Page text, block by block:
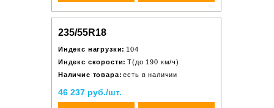
235/55R18
Индекс нагрузки: 104
Индекс скорости: T(до 190 км/ч)
Наличие товара: есть в наличии
46 237 руб./шт.